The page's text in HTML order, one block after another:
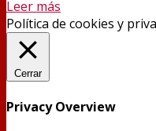
Leer más
Política de cookies y
Cerrar
Privacy Overview